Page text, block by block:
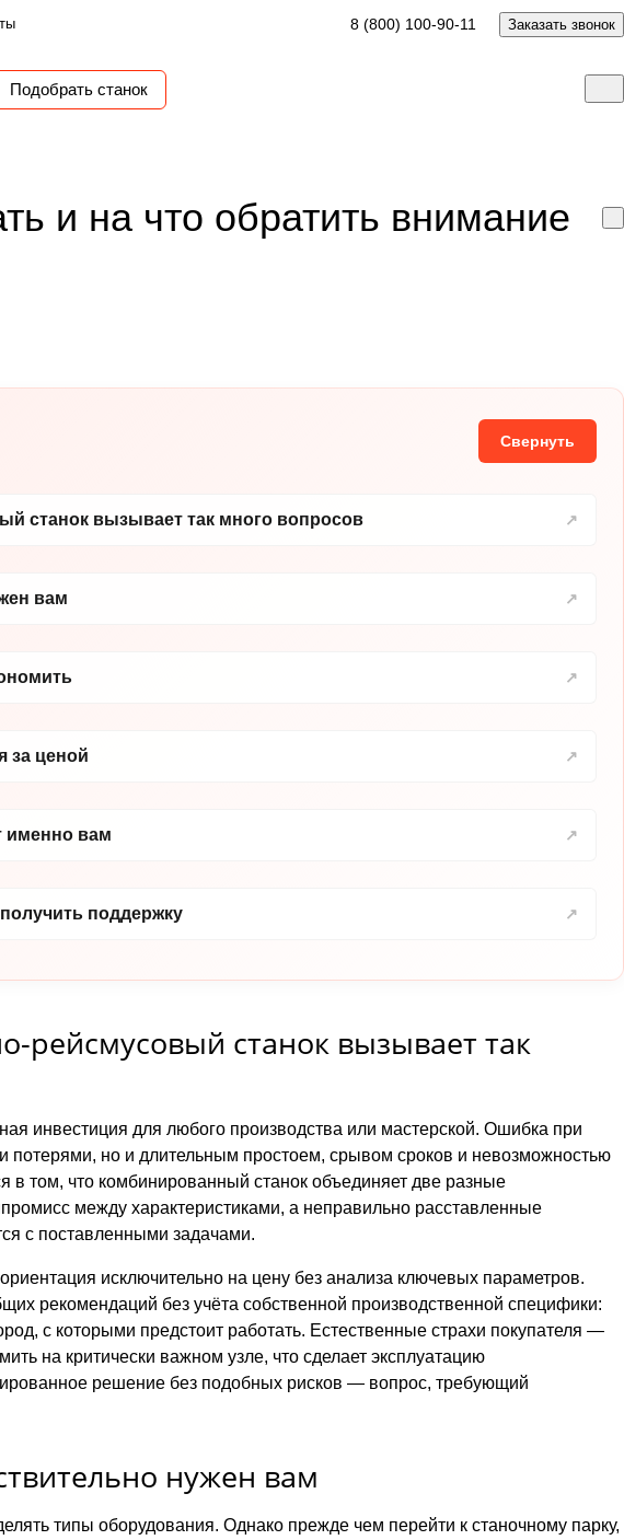
8 (800) 100-90-11 Заказать звонок
Подобрать станок
и на что обратить внимание
Свернуть
станок вызывает так много вопросов
вам
за ценой
именно вам
поддержку
станок вызывает так
инвестиция для любого производства или мастерской. Ошибка при
но и длительным простоем, срывом сроков и невозможностью
в том, что комбинированный станок объединяет две разные
между характеристиками, а неправильно расставленные
с поставленными задачами.
исключительно на цену без анализа ключевых параметров.
рекомендаций без учёта собственной производственной специфики:
с которыми предстоит работать. Естественные страхи покупателя —
на критически важном узле, что сделает эксплуатацию
решение без подобных рисков — вопрос, требующий
нужен вам
типы оборудования. Однако прежде чем перейти к станочному парку,